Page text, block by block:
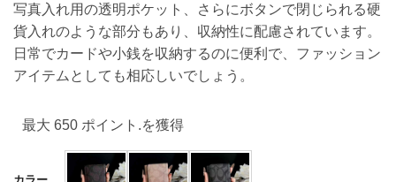
写真入れ用の透明ポケット、さらにボタンで閉じられる硬
貨入れのような部分もあり、収納性に配慮されています。
日常でカードや小銭を収納するのに便利で、ファッション
アイテムとしても相応しいでしょう。
最大 650 ポイント.を獲得